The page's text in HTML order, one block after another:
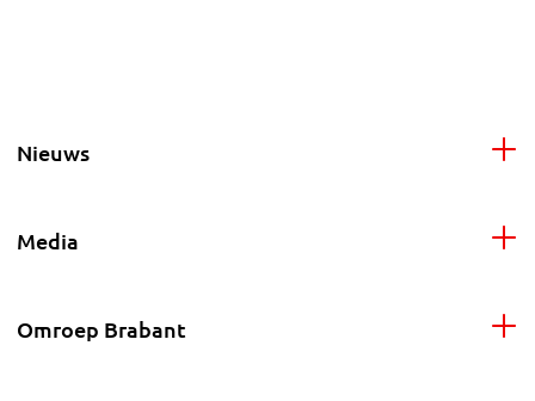
Nieuws
Media
Omroep Brabant